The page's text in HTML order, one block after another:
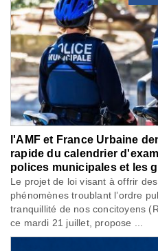
l'AMF et France Urbaine
rapide du calendrier
polices municipales et les
Le projet de loi visant à offrir
phénomènes troublant l’ordre
tranquillité de nos concitoyens
ce mardi 21 juillet, propose ...